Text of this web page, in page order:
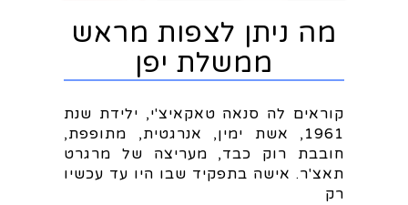
מה ניתן לצפות מראש
ממשלת יפן
קוראים לה סנאה טאקאיצ'י, ילידת שנת
1961, אשת ימין, אנרגטית, מתופפת,
חובבת רוק כבד, מעריצה של מרגרט
תאצ'ר. אישה בתפקיד שבו היו עד עכשיו
רק